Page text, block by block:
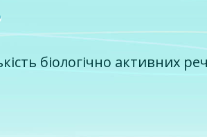
біологічно активних